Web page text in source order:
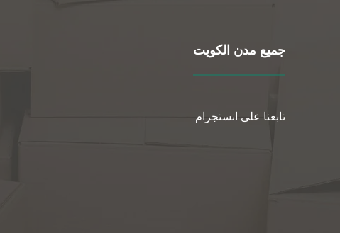
جميع مدن الكويت
تابعنا على انستجرام